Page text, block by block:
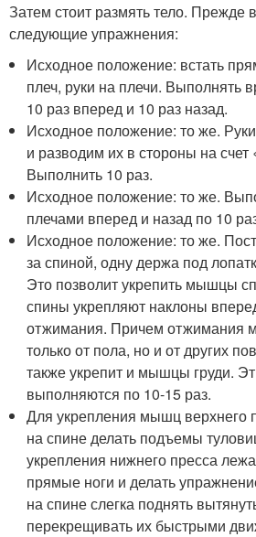
Затем стоит размять тело. Прежде
следующие упражнения:
Исходное положение: встать
плеч, руки на плечи. Выполнять
10 раз вперед и 10 раз назад.
Исходное положение: то же.
и разводим их в стороны на счет
Выполнить 10 раз.
Исходное положение: то же.
плечами вперед и назад по 10
Исходное положение: то же.
за спиной, одну держа под
Это позволит укрепить мышцы
спины укрепляют наклоны
отжимания. Причем отжимания
только от пола, но и от других
также укрепит и мышцы груди.
выполняются по 10-15 раз.
Для укрепления мышц верхнего
на спине делать подъемы
укрепления нижнего пресса
прямые ноги и делать
на спине слегка поднять
перекрещивать их быстрыми